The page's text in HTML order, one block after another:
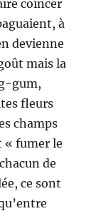
coincer
à
devienne
mais la
gum,
fleurs
champs
« fumer le
de
ce sont